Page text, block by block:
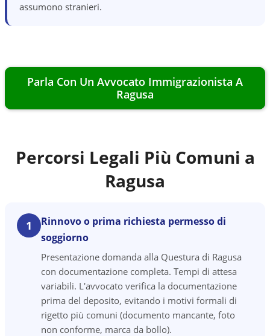
assumono stranieri.
Parla Con Un Avvocato Immigrazionista A
Ragusa
Percorsi Legali Più Comuni a
Ragusa
1
Rinnovo o prima richiesta permesso di
soggiorno
Presentazione domanda alla Questura di Ragusa
con documentazione completa. Tempi di attesa
variabili. L'avvocato verifica la documentazione
prima del deposito, evitando i motivi formali di
rigetto più comuni (documento mancante, foto
non conforme, marca da bollo).